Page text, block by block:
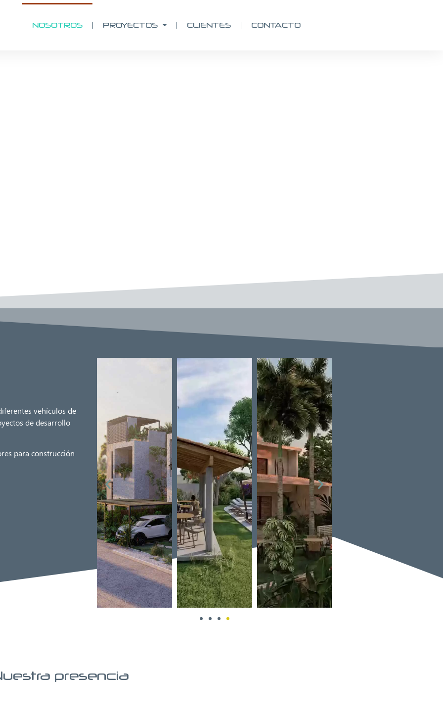
NOSOTROS PROYECTOS CLIENTES CONTACTO
vehículos de
de desarrollo
para construcción
presencia